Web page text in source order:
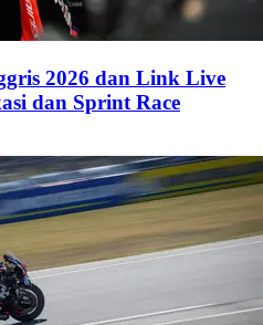
2026 dan Link Live
dan Sprint Race